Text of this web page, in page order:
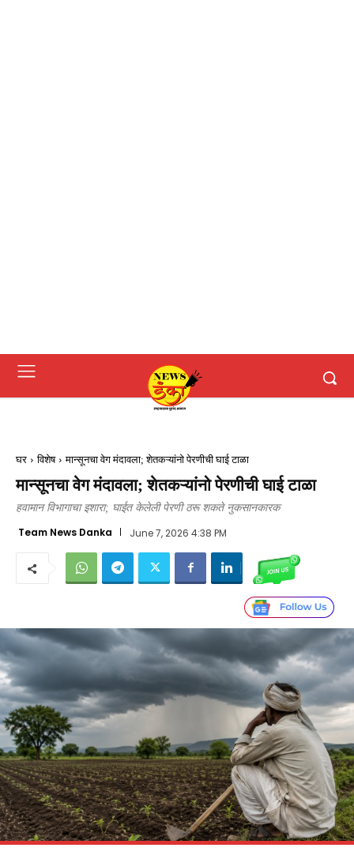
घर विशेष मान्सूनचा वेग मंदावला; शेतकऱ्यांनो पेरणीची घाई टाळा
मान्सूनचा वेग मंदावला; शेतकऱ्यांनो पेरणीची घाई टाळा
हवामान विभागाचा इशारा; घाईत केलेली पेरणी ठरू शकते नुकसानकारक
Team News Danka June 7, 2026 4:38 PM